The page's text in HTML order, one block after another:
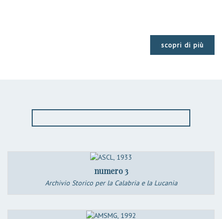
scopri di più
numero 3
Archivio Storico per la Calabria e la Lucania